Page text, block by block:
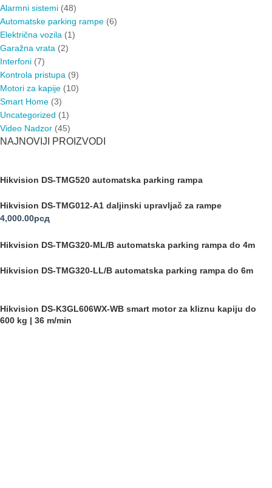
Alarmni sistemi (48)
Automatske parking rampe (6)
Električna vozila (1)
Garažna vrata (2)
Interfoni (7)
Kontrola pristupa (9)
Motori za kapije (10)
Smart Home (3)
Uncategorized (1)
Video Nadzor (45)
NAJNOVIJI PROIZVODI
Hikvision DS-TMG520 automatska parking rampa
Hikvision DS-TMG012-A1 daljinski upravljač za rampe
4,000.00рсд
Hikvision DS-TMG320-ML/B automatska parking rampa do 4m
Hikvision DS-TMG320-LL/B automatska parking rampa do 6m
Hikvision DS-K3GL606WX-WB smart motor za kliznu kapiju do
600 kg | 36 m/min